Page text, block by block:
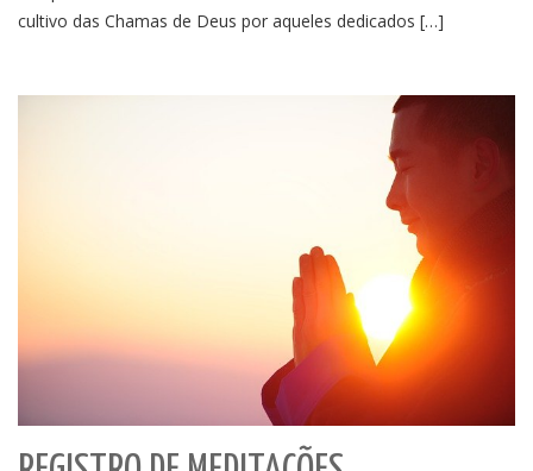
cultivo das Chamas de Deus por aqueles dedicados […]